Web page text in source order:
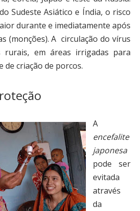
Sudeste Asiático e Índia, o risco
durante e imediatamente após
(monções). A circulação do vírus
em áreas irrigadas para
de criação de porcos.
A
encefalite
japonesa
pode ser
evitada
através
da